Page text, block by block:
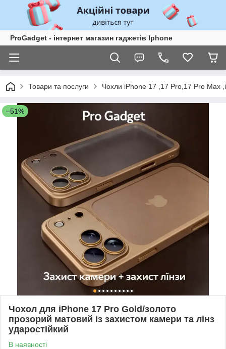
ProGadget - iнтернет магазин гаджетів Iphone
Товари та послуги Чохли iPhone 17 ,17 Pro,17 Pro Max
–51%
Чохол для iPhone 17 Pro Gold/золото
прозорий матовий із захистом камери та лінз
ударостійкий
В наявності